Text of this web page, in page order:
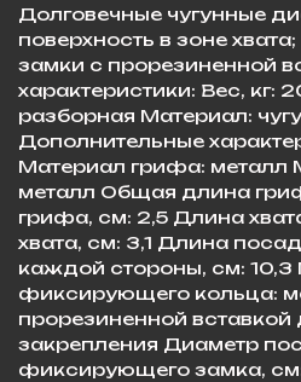
Долговечные чугунные
поверхность в зоне
замки с прорезиненной
характеристики: Вес, кг:
разборная Материал:
Дополнительные
Материал грифа: металл
металл Общая длина
грифа, см: 2,5 Длина
хвата, см: 3,1 Длина
каждой стороны, см: 10,3
фиксирующего кольца:
прорезиненной вставкой
закрепления Диаметр
фиксирующего замка,